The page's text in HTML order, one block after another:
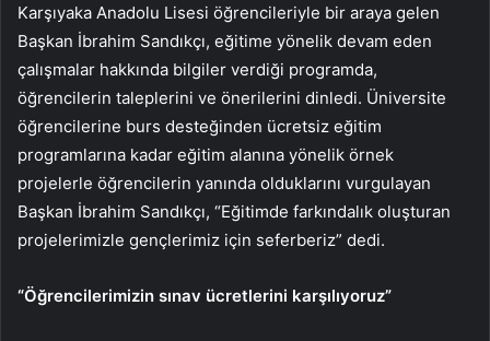
Karşıyaka Anadolu Lisesi öğrencileriyle bir araya gelen
Başkan İbrahim Sandıkçı, eğitime yönelik devam eden
çalışmalar hakkında bilgiler verdiği programda,
öğrencilerin taleplerini ve önerilerini dinledi. Üniversite
öğrencilerine burs desteğinden ücretsiz eğitim
programlarına kadar eğitim alanına yönelik örnek
projelerle öğrencilerin yanında olduklarını vurgulayan
Başkan İbrahim Sandıkçı, “Eğitimde farkındalık oluşturan
projelerimizle gençlerimiz için seferberiz” dedi.
“Öğrencilerimizin sınav ücretlerini karşılıyoruz”